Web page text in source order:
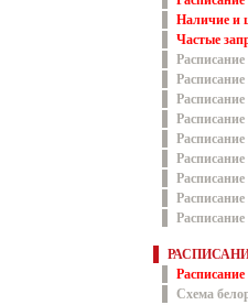
Наличие и
Частые
Расписание
Расписание
Расписание
Расписание
Расписание
Расписание
Расписание
Расписание
Схема